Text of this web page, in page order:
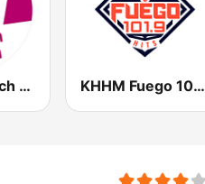
M Radio French Touch KHHM Fuego 101.9